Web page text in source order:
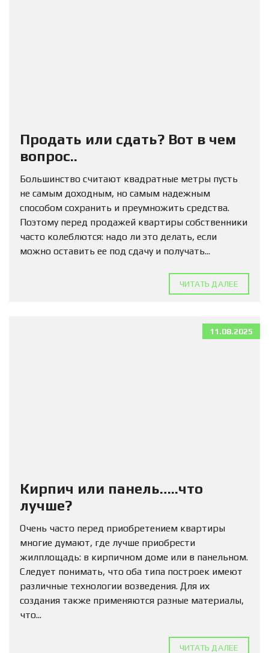
Продать или сдать? Вот в чем
вопрос..
Большинство считают квадратные метры пусть
не самым доходным, но самым надежным
способом сохранить и преумножить средства.
Поэтому перед продажей квартиры собственники
часто колеблются: надо ли это делать, если
можно оставить ее под сдачу и получать...
ЧИТАТЬ ДАЛЕЕ
11.08.2025
Кирпич или панель…..что
лучше?
Очень часто перед приобретением квартиры
многие думают, где лучше приобрести
жилплощадь: в кирпичном доме или в панельном.
Следует понимать, что оба типа построек имеют
различные технологии возведения. Для их
создания также применяются разные материалы,
что...
ЧИТАТЬ ДАЛЕЕ